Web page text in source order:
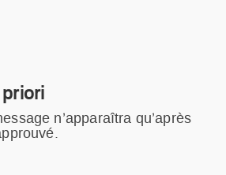
n’apparaîtra qu’après